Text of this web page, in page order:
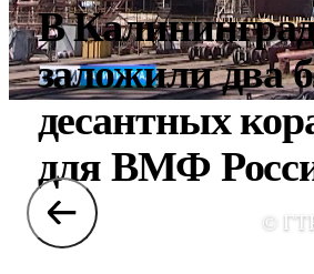
В
заложили два
десантных
для ВМФ
©